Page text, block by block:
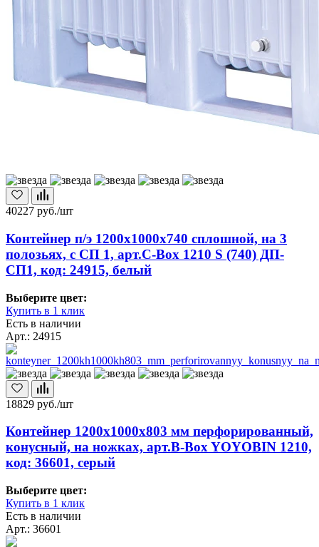
40227 руб./шт
Контейнер п/э 1200х1000х740 сплошной, на 3
полозьях, с СП 1, арт.C-Box 1210 S (740) ДП-
СП1, код: 24915, белый
Выберите цвет:
Купить в 1 клик
Есть в наличии
Арт.: 24915
18829 руб./шт
Контейнер 1200х1000х803 мм перфорированный,
конусный, на ножках, арт.B-Box YOYOBIN 1210,
код: 36601, серый
Выберите цвет:
Купить в 1 клик
Есть в наличии
Арт.: 36601